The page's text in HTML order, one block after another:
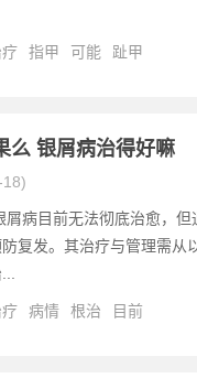
指甲 可能 趾甲
么 银屑病治得好嘛
病目前无法彻底治愈，但
复发。其治疗与管理需从
病情 根治 目前